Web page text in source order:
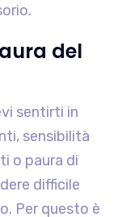
del
sentirti in
sensibilità
o paura di
difficile
Per questo è